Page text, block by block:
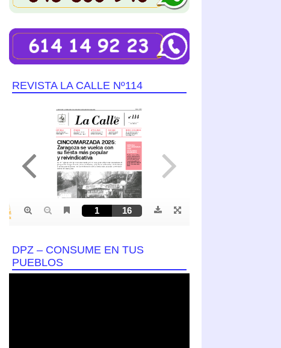
REVISTA LA CALLE Nº114
DPZ – CONSUME EN TUS
PUEBLOS